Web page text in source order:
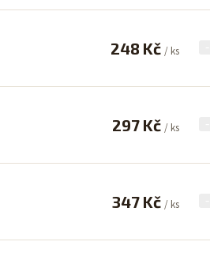
248 Kč / ks
297 Kč / ks
347 Kč / ks